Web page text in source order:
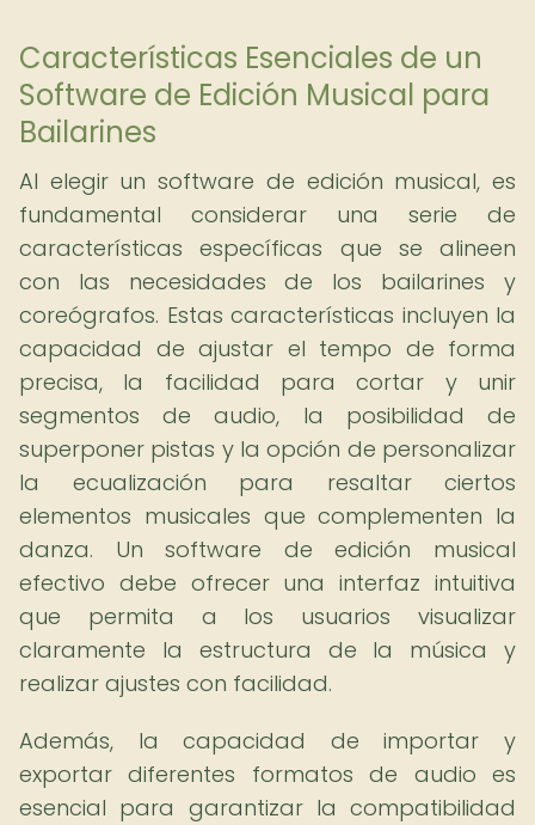
Características Esenciales de un
Software de Edición Musical para
Bailarines
Al elegir un software de edición musical, es
fundamental considerar una serie de
características específicas que se alineen
con las necesidades de los bailarines y
coreógrafos. Estas características incluyen la
capacidad de ajustar el tempo de forma
precisa, la facilidad para cortar y unir
segmentos de audio, la posibilidad de
superponer pistas y la opción de personalizar
la ecualización para resaltar ciertos
elementos musicales que complementen la
danza. Un software de edición musical
efectivo debe ofrecer una interfaz intuitiva
que permita a los usuarios visualizar
claramente la estructura de la música y
realizar ajustes con facilidad.
Además, la capacidad de importar y
exportar diferentes formatos de audio es
esencial para garantizar la compatibilidad